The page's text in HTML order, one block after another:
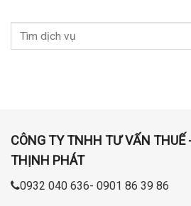
CÔNG TY TNHH TƯ VẤN THUẾ
THỊNH PHÁT
0932 040 636- 0901 86 39 86